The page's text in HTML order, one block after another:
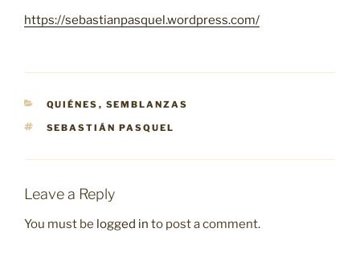
https://sebastianpasquel.wordpress.com/
CATEGORIES
QUIÉNES , SEMBLANZAS
TAGS
SEBASTIÁN PASQUEL
Leave a Reply
You must be logged in to post a comment.